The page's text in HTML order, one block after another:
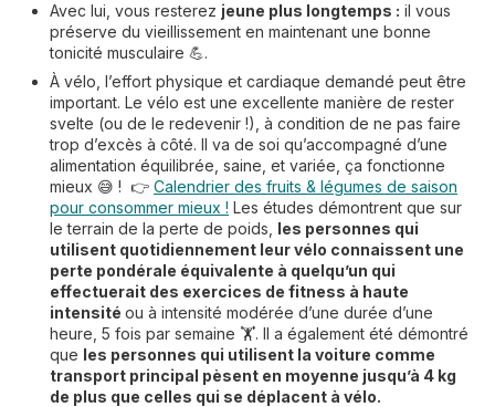
Avec lui, vous resterez jeune plus longtemps : il vous
préserve du vieillissement en maintenant une bonne
tonicité musculaire 💪.
À vélo, l’effort physique et cardiaque demandé peut être
important. Le vélo est une excellente manière de rester
svelte (ou de le redevenir !), à condition de ne pas faire
trop d’excès à côté. Il va de soi qu’accompagné d’une
alimentation équilibrée, saine, et variée, ça fonctionne
mieux 😅 ! 👉 Calendrier des fruits & légumes de saison
pour consommer mieux ! Les études démontrent que sur
le terrain de la perte de poids, les personnes qui
utilisent quotidiennement leur vélo connaissent une
perte pondérale équivalente à quelqu’un qui
effectuerait des exercices de fitness à haute
intensité ou à intensité modérée d’une durée d’une
heure, 5 fois par semaine 🏋️. Il a également été démontré
que les personnes qui utilisent la voiture comme
transport principal pèsent en moyenne jusqu’à 4 kg
de plus que celles qui se déplacent à vélo.